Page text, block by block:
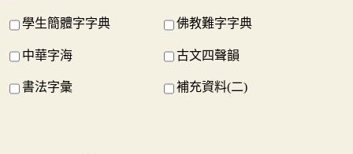
學生簡體字字典 佛教難字字典
中華字海 古文四聲韻
書法字彙 補充資料(二)